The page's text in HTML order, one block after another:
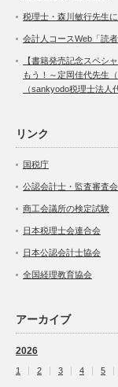
税理士・森川敏行先生
会計人コースWeb「読
【書籍発売記念スペシ
もう！～定岡佳代先生
（sankyodo税理士法人
リンク
国税庁
公認会計士・監査審査会
商工会議所の検定試験
日本税理士会連合会
日本公認会計士協会
全国経理教育協会
アーカイブ
2026
1 2 3 4 5